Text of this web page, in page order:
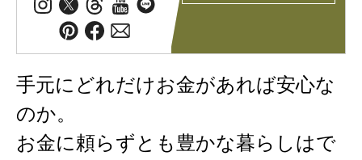
手元にどれだけお金があれば安心な
のか。
お金に頼らずとも豊かな暮らしはで